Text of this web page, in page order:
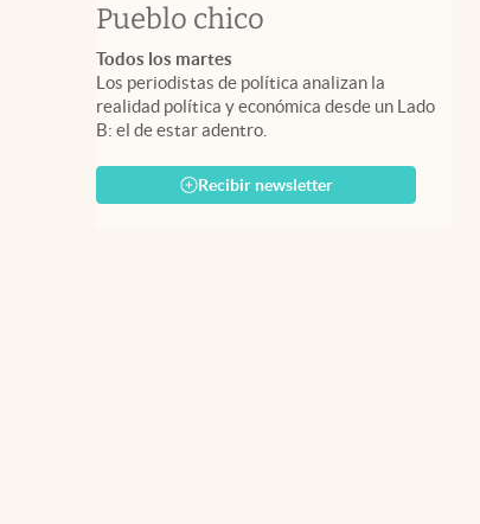
Pueblo chico
Todos los martes
Los periodistas de política analizan la
realidad política y económica desde un Lado
B: el de estar adentro.
Recibir newsletter